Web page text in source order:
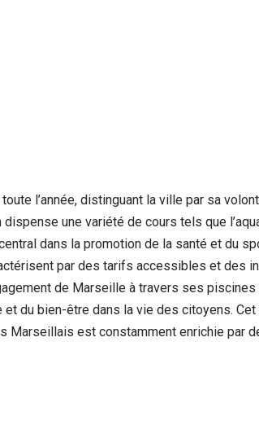
l’année, distinguant la ville par sa
une variété de cours tels que
dans la promotion de la santé et du
par des tarifs accessibles et des
de Marseille à travers ses
et du bien-être dans la vie des citoyens.
Marseillais est constamment enrichie par